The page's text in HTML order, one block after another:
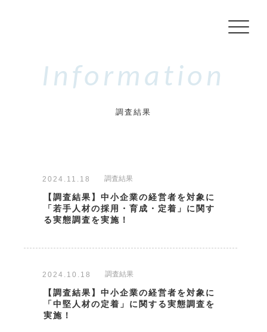
Information
調査結果
2024.11.18 調査結果
【調査結果】中小企業の経営者を対象に
「若手人材の採用・育成・定着」に関す
る実態調査を実施！
2024.10.18 調査結果
【調査結果】中小企業の経営者を対象に
「中堅人材の定着」に関する実態調査を
実施！